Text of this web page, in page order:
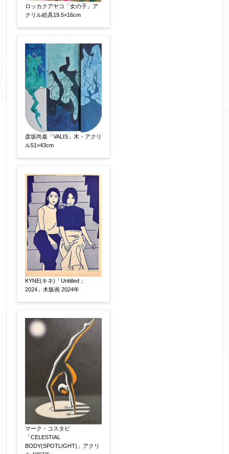
ロッカクアヤコ「女の子」ア
クリル絵具19.5×16cm
彦坂尚嘉「VALIS」木・アクリ
ル51×43cm
KYNE(キネ)「Untitled；
2024」木版画 2024年
マーク・コスタビ
「CELESTIAL
BODY(SPOTLIGHT)」アクリ